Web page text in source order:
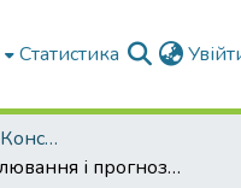
Статистика
Навчальні видання. Конспекти лекцій
Моделювання і прогнозування стану довкілля: навчальний посібник для студентів спеціальності «Екологія та охорона навколишнього середовища»